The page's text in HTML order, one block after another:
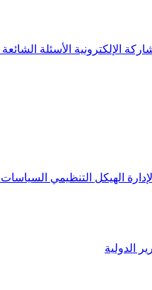
الإلكترونية الأسئلة الشائعة
الهيكل التنظيمي السياسات
الدولية